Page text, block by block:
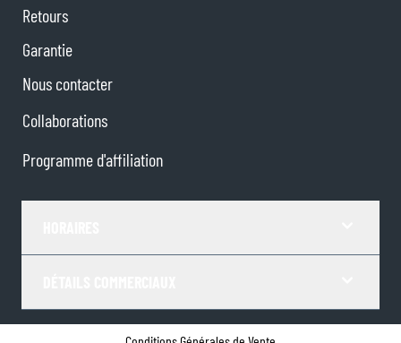
Retours
Garantie
Nous contacter
Collaborations
Programme d'affiliation